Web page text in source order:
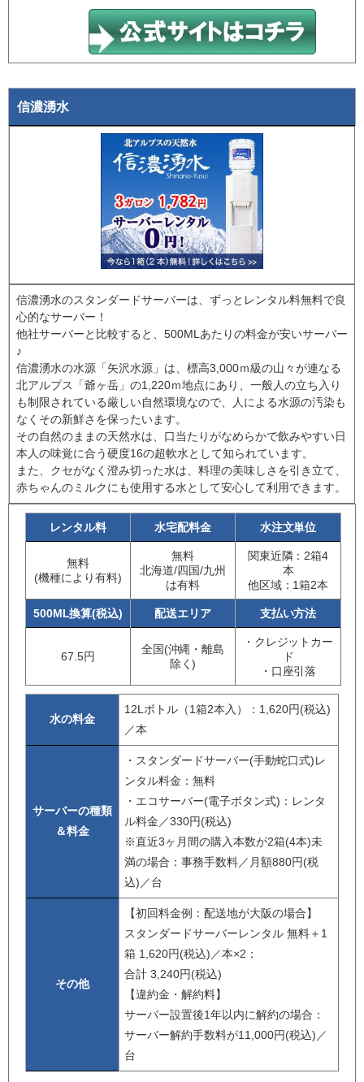
信濃湧水
信濃湧水のスタンダードサーバーは、ずっとレンタル料無料で良
心的なサーバー！
他社サーバーと比較すると、500MLあたりの料金が安いサーバー
♪
信濃湧水の水源「矢沢水源」は、標高3,000ｍ級の山々が連なる
北アルプス「爺ヶ岳」の1,220ｍ地点にあり、一般人の立ち入り
も制限されている厳しい自然環境なので、人による水源の汚染も
なくその新鮮さを保ったいます。
その自然のままの天然水は、口当たりがなめらかで飲みやすい日
本人の味覚に合う硬度16の超軟水として知られています。
また、クセがなく澄み切った水は、料理の美味しさを引き立て、
赤ちゃんのミルクにも使用する水として安心して利用できます。
レンタル料 水宅配料金 水注文単位
無料
(機種により有料)
無料
北海道/四国/九州
は有料
関東近隣：2箱4
本
他区域：1箱2本
500ML換算(税込) 配送エリア 支払い方法
67.5円
全国(沖縄・離島
除く)
・クレジットカー
ド
・口座引落
水の料金
12Lボトル（1箱2本入）：1,620円(税込)
／本
サーバーの種類
＆料金
・スタンダードサーバー(手動蛇口式)レ
ンタル料金：無料
・エコサーバー(電子ボタン式)：レンタ
ル料金／330円(税込)
※直近3ヶ月間の購入本数が2箱(4本)未
満の場合：事務手数料／月額880円(税
込)／台
その他
【初回料金例：配送地が大阪の場合】
スタンダードサーバーレンタル 無料＋1
箱 1,620円(税込)／本×2：
合計 3,240円(税込)
【違約金・解約料】
サーバー設置後1年以内に解約の場合：
サーバー解約手数料が11,000円(税込)／
台